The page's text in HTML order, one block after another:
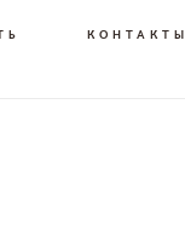
КОНТАКТЫ